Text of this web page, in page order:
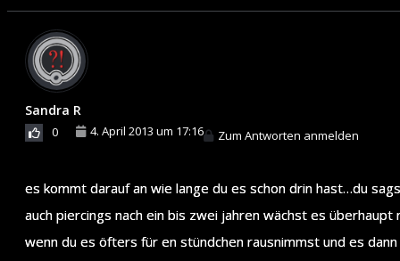
Sandra R
0 4. April 2013 um 17:16 Zum Antworten anmelden
es kommt darauf an wie lange du es schon drin hast…du
auch piercings nach ein bis zwei jahren wächst es
wenn du es öfters für en stündchen rausnimmst und es